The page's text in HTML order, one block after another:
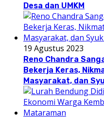
Desa dan UMKM
19 Agustus 2023
Reno Chandra
Bekerja Keras,
Masyarakat, dan